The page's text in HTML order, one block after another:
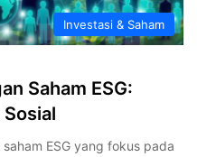
Investasi & Saham
Saham ESG:
ESG yang fokus pada